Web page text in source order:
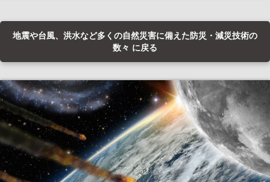
地震や台風、洪水など多くの自然災害に備えた防災・減災技術の
数々 に戻る